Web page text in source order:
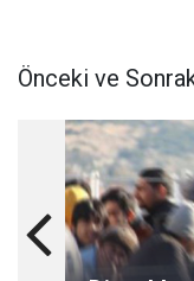
Önceki ve